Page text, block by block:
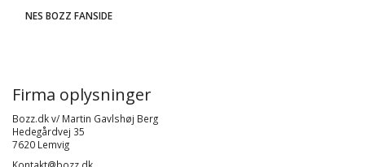
NES BOZZ FANSIDE
Firma oplysninger
Bozz.dk v/ Martin Gavlshøj Berg
Hedegårdvej 35
7620 Lemvig